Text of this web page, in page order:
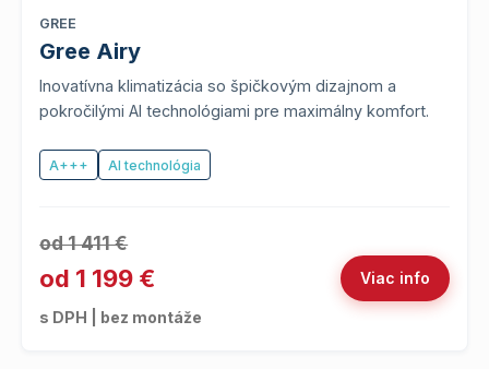
GREE
Gree Airy
Inovatívna klimatizácia so špičkovým dizajnom a
pokročilými AI technológiami pre maximálny komfort.
A+++ AI technológia
od 1 411 €
od 1 199 €
s DPH | bez montáže
Viac info